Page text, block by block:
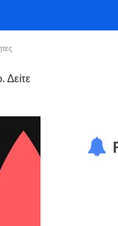
Δείτε